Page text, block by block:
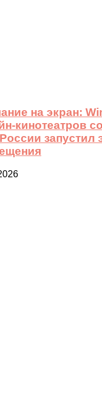
на экран:
кинотеатров
запустил